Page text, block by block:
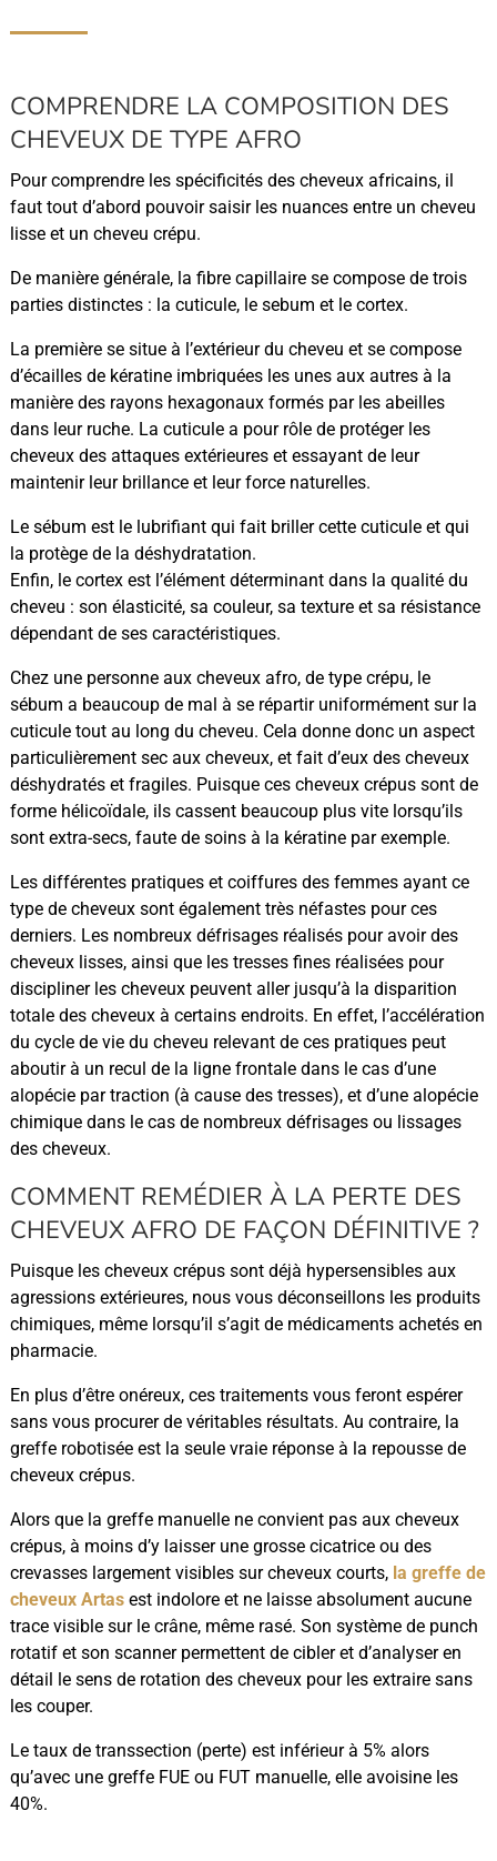
COMPRENDRE LA COMPOSITION DES
CHEVEUX DE TYPE AFRO
Pour comprendre les spécificités des cheveux africains, il
faut tout d’abord pouvoir saisir les nuances entre un cheveu
lisse et un cheveu crépu.
De manière générale, la fibre capillaire se compose de trois
parties distinctes : la cuticule, le sebum et le cortex.
La première se situe à l’extérieur du cheveu et se compose
d’écailles de kératine imbriquées les unes aux autres à la
manière des rayons hexagonaux formés par les abeilles
dans leur ruche. La cuticule a pour rôle de protéger les
cheveux des attaques extérieures et essayant de leur
maintenir leur brillance et leur force naturelles.
Le sébum est le lubrifiant qui fait briller cette cuticule et qui
la protège de la déshydratation.
Enfin, le cortex est l’élément déterminant dans la qualité du
cheveu : son élasticité, sa couleur, sa texture et sa résistance
dépendant de ses caractéristiques.
Chez une personne aux cheveux afro, de type crépu, le
sébum a beaucoup de mal à se répartir uniformément sur la
cuticule tout au long du cheveu. Cela donne donc un aspect
particulièrement sec aux cheveux, et fait d’eux des cheveux
déshydratés et fragiles. Puisque ces cheveux crépus sont de
forme hélicoïdale, ils cassent beaucoup plus vite lorsqu’ils
sont extra-secs, faute de soins à la kératine par exemple.
Les différentes pratiques et coiffures des femmes ayant ce
type de cheveux sont également très néfastes pour ces
derniers. Les nombreux défrisages réalisés pour avoir des
cheveux lisses, ainsi que les tresses fines réalisées pour
discipliner les cheveux peuvent aller jusqu’à la disparition
totale des cheveux à certains endroits. En effet, l’accélération
du cycle de vie du cheveu relevant de ces pratiques peut
aboutir à un recul de la ligne frontale dans le cas d’une
alopécie par traction (à cause des tresses), et d’une alopécie
chimique dans le cas de nombreux défrisages ou lissages
des cheveux.
COMMENT REMÉDIER À LA PERTE DES
CHEVEUX AFRO DE FAÇON DÉFINITIVE ?
Puisque les cheveux crépus sont déjà hypersensibles aux
agressions extérieures, nous vous déconseillons les produits
chimiques, même lorsqu’il s’agit de médicaments achetés en
pharmacie.
En plus d’être onéreux, ces traitements vous feront espérer
sans vous procurer de véritables résultats. Au contraire, la
greffe robotisée est la seule vraie réponse à la repousse de
cheveux crépus.
Alors que la greffe manuelle ne convient pas aux cheveux
crépus, à moins d’y laisser une grosse cicatrice ou des
crevasses largement visibles sur cheveux courts, la greffe de
cheveux Artasest indolore et ne laisse absolument aucune
trace visible sur le crâne, même rasé. Son système de punch
rotatif et son scanner permettent de cibler et d’analyser en
détail le sens de rotation des cheveux pour les extraire sans
les couper.
Le taux de transsection (perte) est inférieur à 5% alors
qu’avec une greffe FUE ou FUT manuelle, elle avoisine les
40%.